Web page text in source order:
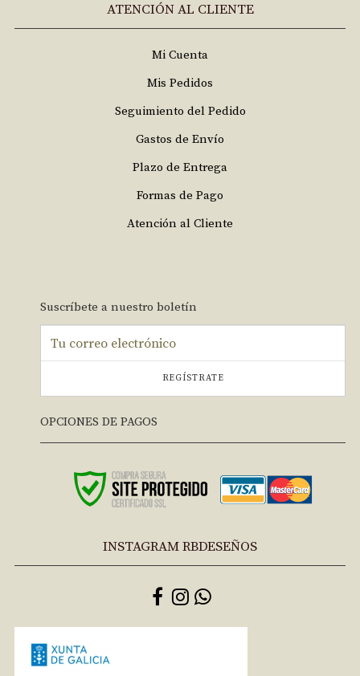
ATENCIÓN AL CLIENTE
Mi Cuenta
Mis Pedidos
Seguimiento del Pedido
Gastos de Envío
Plazo de Entrega
Formas de Pago
Atención al Cliente
Suscríbete a nuestro boletín
REGÍSTRATE
OPCIONES DE PAGOS
INSTAGRAM RBDESEÑOS